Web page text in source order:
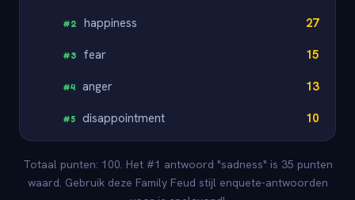
#2 happiness 27
#3 fear 15
#4 anger 13
#5 disappointment 10
Totaal punten: 100. Het #1 antwoord "sadness" is 35 punten
waard. Gebruik deze Family Feud stijl enquete-antwoorden